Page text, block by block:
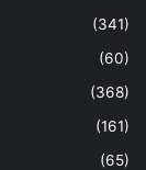
(341)
(60)
(368)
(161)
(65)